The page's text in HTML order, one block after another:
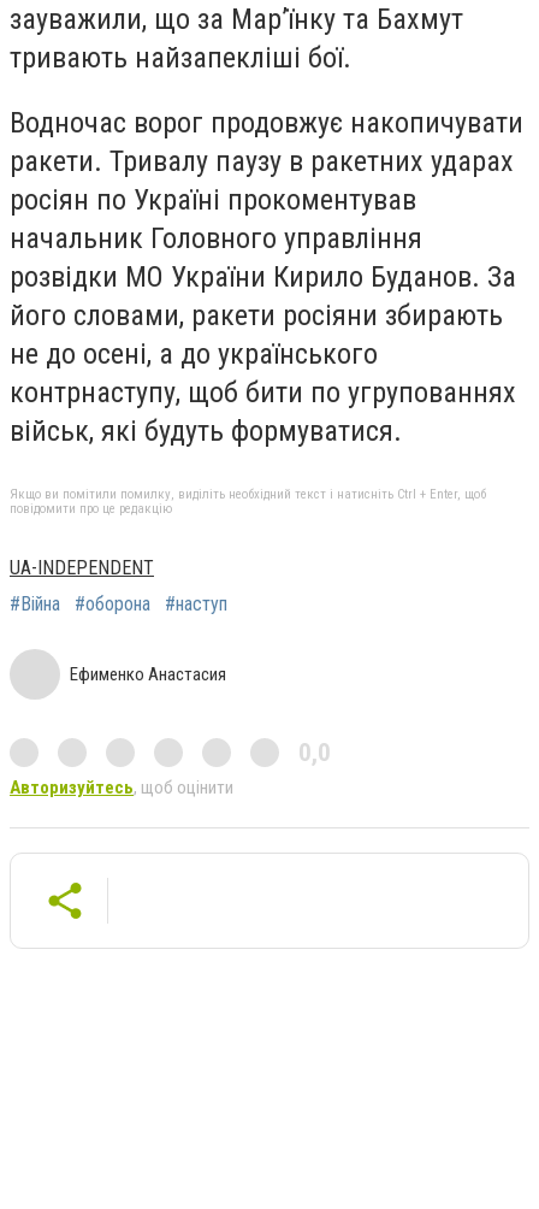
зауважили, що за Марʼїнку та Бахмут
тривають найзапекліші бої.
Водночас ворог продовжує накопичувати
ракети. Тривалу паузу в ракетних ударах
росіян по Україні прокоментував
начальник Головного управління
розвідки МО України Кирило Буданов. За
його словами, ракети росіяни збирають
не до осені, а до українського
контрнаступу, щоб бити по угрупованнях
військ, які будуть формуватися.
Якщо ви помітили помилку, виділіть необхідний текст і натисніть Ctrl + Enter, щоб
повідомити про це редакцію
UA-INDEPENDENT
#Війна
#оборона #наступ
Ефименко Анастасия
0,0
Авторизуйтесь, щоб оцінити